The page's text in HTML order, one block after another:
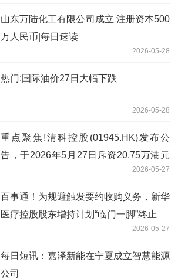
山东万陆化工有限公司成立 注册资本500
万人民币|每日速读
2026-05-28
热门:国际油价27日大幅下跌
2026-05-28
重点聚焦!清科控股(01945.HK)发布公
告，于2026年5月27日斥资20.75万港元
2026-05-27
百事通！为规避触发要约收购义务，新华
医疗控股股东增持计划“临门一脚”终止
2026-05-27
每日短讯：嘉泽新能在宁夏成立智慧能源
公司